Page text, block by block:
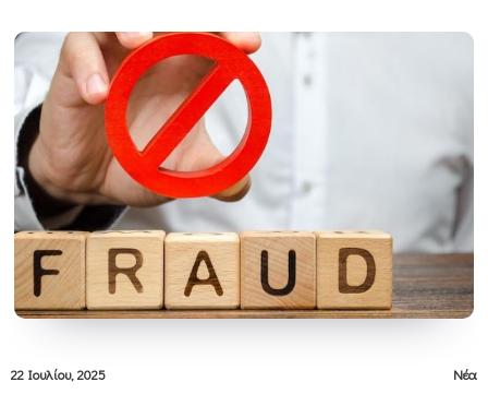
22 Ιουλίου, 2025 Νέα